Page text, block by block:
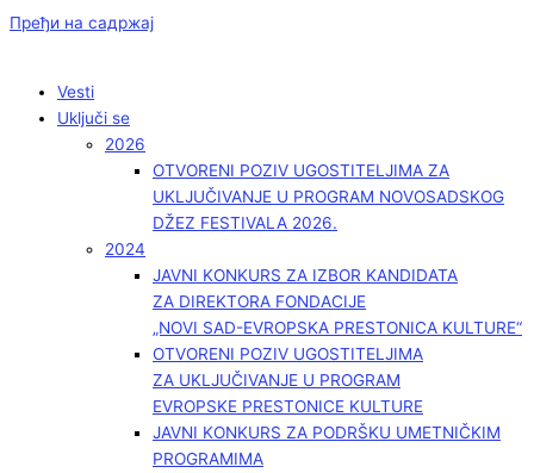
Пређи на садржај
Vesti
Uključi se
2026
OTVORENI POZIV UGOSTITELJIMA ZA
UKLJUČIVANJE U PROGRAM NOVOSADSKOG
DŽEZ FESTIVALA 2026.
2024
JAVNI KONKURS ZA IZBOR KANDIDATA
ZA DIREKTORA FONDACIJE
„NOVI SAD-EVROPSKA PRESTONICA KULTURE“
OTVORENI POZIV UGOSTITELJIMA
ZA UKLJUČIVANJE U PROGRAM
EVROPSKE PRESTONICE KULTURE
JAVNI KONKURS ZA PODRŠKU UMETNIČKIM
PROGRAMIMA